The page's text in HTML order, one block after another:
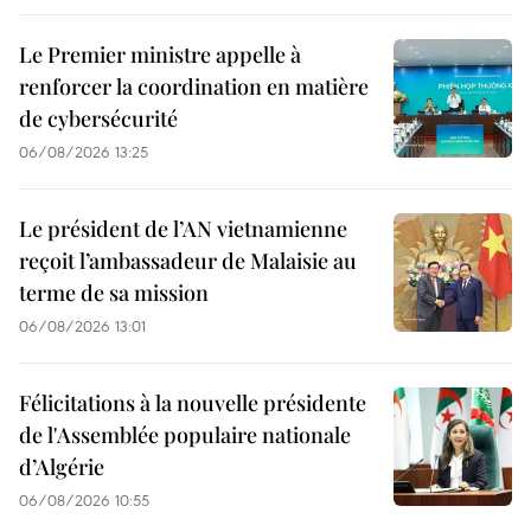
Le Premier ministre appelle à
renforcer la coordination en matière
de cybersécurité
06/08/2026 13:25
Le président de l’AN vietnamienne
reçoit l’ambassadeur de Malaisie au
terme de sa mission
06/08/2026 13:01
Félicitations à la nouvelle présidente
de l'Assemblée populaire nationale
d’Algérie
06/08/2026 10:55